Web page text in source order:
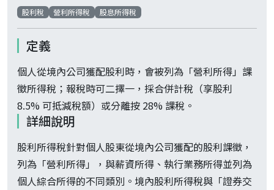
股利稅 營利所得稅 股息所得稅
定義
個人從境內公司獲配股利時，會被列為「營利所得」課
徵所得稅；報稅時可二擇一，採合併計稅（享股利
8.5% 可抵減稅額）或分離按 28% 課稅。
詳細說明
股利所得稅針對個人股東從境內公司獲配的股利課徵，
列為「營利所得」，與薪資所得、執行業務所得並列為
個人綜合所得的不同類別。境內股利所得稅與「證券交